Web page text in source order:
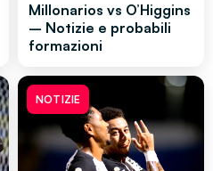
Millonarios vs O’Higgins
– Notizie e probabili
formazioni
NOTIZIE